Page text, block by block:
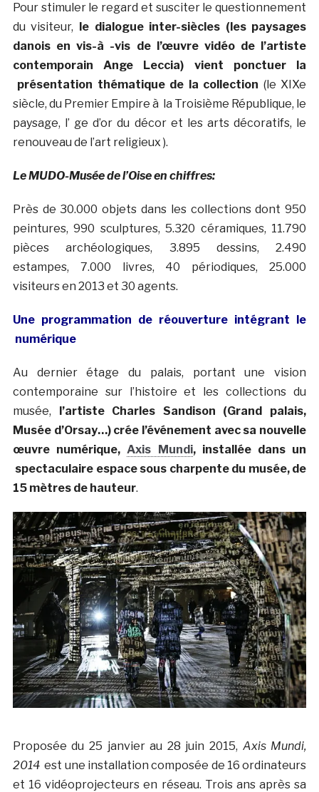
Pour stimuler le regard et susciter le questionnement
du visiteur,
le dialogue inter-siècles (les paysages
danois en vis-à -vis de l’œuvre vidéo de l’artiste
contemporain Ange Leccia) vient ponctuer la
présentation thématique de la collection (le XIXe
siècle, du Premier Empire à la Troisième République, le
paysage, l’ ge d’or du décor et les arts décoratifs, le
renouveau de l’art religieux ).
Le MUDO-Musée de l’Oise en chiffres:
Près de 30.000 objets dans les collections dont 950
peintures, 990 sculptures, 5.320 céramiques, 11.790
pièces archéologiques, 3.895 dessins, 2.490
estampes, 7.000 livres, 40 périodiques, 25.000
visiteurs en 2013 et 30 agents.
Une programmation de réouverture intégrant le
numérique
Au dernier étage du palais, portant une vision
contemporaine sur l’histoire et les collections du
musée,
l’artiste Charles Sandison (Grand palais,
Musée d’Orsay…) crée l’événement avec sa nouvelle
œuvre numérique,Axis Mundi, installée dans un
spectaculaire espace sous charpente du musée, de
15 mètres de hauteur.
Proposée du 25 janvier au 28 juin 2015, Axis Mundi,
2014est une installation composée de 16 ordinateurs
et 16 vidéoprojecteurs en réseau. Trois ans après sa